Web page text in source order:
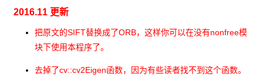
2016.11 更新
把原文的SIFT替换成了ORB，这样你可以在没有nonfree模
块下使用本程序了。
去掉了cv::cv2Eigen函数，因为有些读者找不到这个函数。